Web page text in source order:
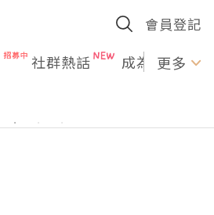
會員登記
社群熱話 成為U更多